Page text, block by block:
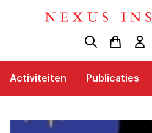
Activiteiten Publicaties